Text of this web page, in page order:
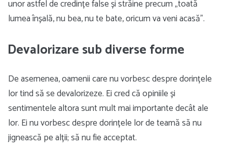
unor astfel de credințe false și străine precum „toată
lumea înșală, nu bea, nu te bate, oricum va veni acasă”.
Devalorizare sub diverse forme
De asemenea, oamenii care nu vorbesc despre dorințele
lor tind să se devalorizeze. Ei cred că opiniile și
sentimentele altora sunt mult mai importante decât ale
lor. Ei nu vorbesc despre dorințele lor de teamă să nu
jignească pe alții; să nu fie acceptat.